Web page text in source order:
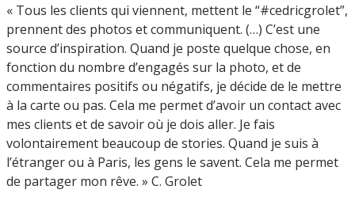
« Tous les clients qui viennent, mettent le “#cedricgrolet”,
prennent des photos et communiquent. (…) C’est une
source d’inspiration. Quand je poste quelque chose, en
fonction du nombre d’engagés sur la photo, et de
commentaires positifs ou négatifs, je décide de le mettre
à la carte ou pas. Cela me permet d’avoir un contact avec
mes clients et de savoir où je dois aller. Je fais
volontairement beaucoup de stories. Quand je suis à
l’étranger ou à Paris, les gens le savent. Cela me permet
de partager mon rêve. » C. Grolet